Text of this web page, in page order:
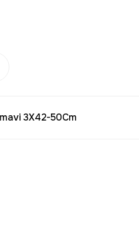
3X42-50Cm